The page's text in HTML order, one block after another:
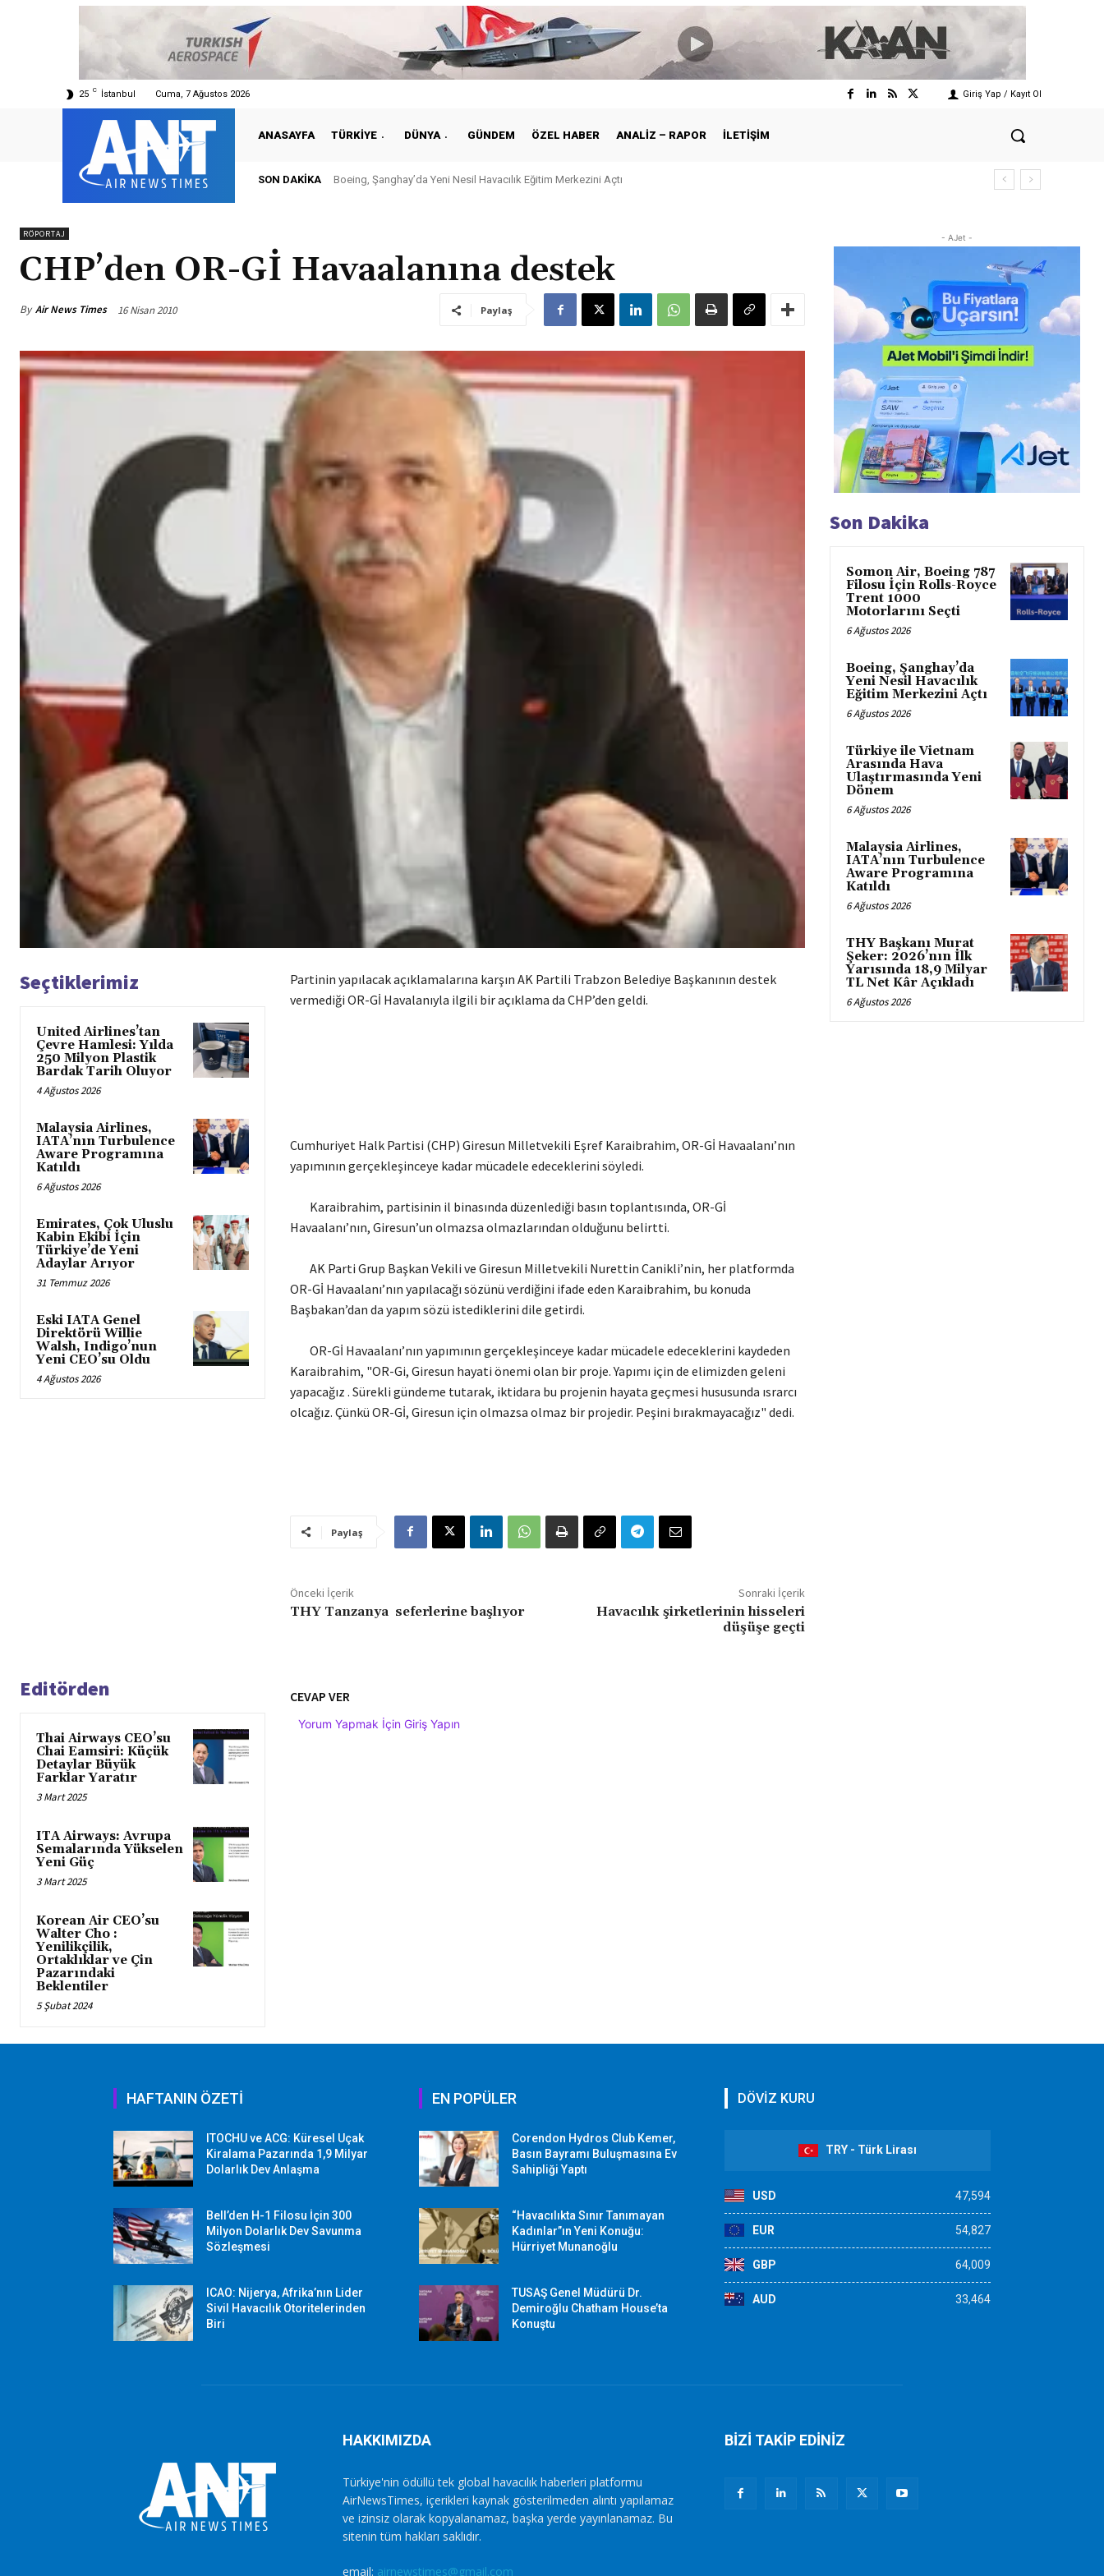
25 C İstanbul Cuma, 7 Ağustos 2026 Giriş Yap / Kayıt Ol
ANASAYFA TÜRKIYE DÜNYA GÜNDEM ÖZEL HABER ANALIZ – RAPOR İLETIŞIM
SON DAKIKA Boeing, Şanghay’da Yeni Nesil Havacılık Eğitim Merkezini Açtı
RÖPORTAJ
CHP’den OR-Gİ Havaalanına destek
By Air News Times 16 Nisan 2010 Paylaş
Seçtiklerimiz
United Airlines’tan
Çevre Hamlesi: Yılda
250 Milyon Plastik
Bardak Tarih Oluyor
4 Ağustos 2026
Malaysia Airlines,
IATA’nın Turbulence
Aware Programına
Katıldı
6 Ağustos 2026
Emirates, Çok Uluslu
Kabin Ekibi İçin
Türkiye’de Yeni
Adaylar Arıyor
31 Temmuz 2026
Eski IATA Genel
Direktörü Willie
Walsh, Indigo’nun
Yeni CEO’su Oldu
4 Ağustos 2026
Partinin yapılacak açıklamalarına karşın AK Partili Trabzon Belediye Başkanının destek
vermediği OR-Gİ Havalanıyla ilgili bir açıklama da CHP’den geldi.
Cumhuriyet Halk Partisi (CHP) Giresun Milletvekili Eşref Karaibrahim, OR-Gİ Havaalanı’nın
yapımının gerçekleşinceye kadar mücadele edeceklerini söyledi.
Karaibrahim, partisinin il binasında düzenlediği basın toplantısında, OR-Gİ
Havaalanı’nın, Giresun’un olmazsa olmazlarından olduğunu belirtti.
AK Parti Grup Başkan Vekili ve Giresun Milletvekili Nurettin Canikli’nin, her platformda
OR-Gİ Havaalanı’nın yapılacağı sözünü verdiğini ifade eden Karaibrahim, bu konuda
Başbakan’dan da yapım sözü istediklerini dile getirdi.
OR-Gİ Havaalanı’nın yapımının gerçekleşinceye kadar mücadele edeceklerini kaydeden
Karaibrahim, "OR-Gi, Giresun hayati önemi olan bir proje. Yapımı için de elimizden geleni
yapacağız . Sürekli gündeme tutarak, iktidara bu projenin hayata geçmesi hususunda ısrarcı
olcağız. Çünkü OR-Gİ, Giresun için olmazsa olmaz bir projedir. Peşini bırakmayacağız" dedi.
Paylaş
Önceki İçerik
THY Tanzanya seferlerine başlıyor
Sonraki İçerik
Havacılık şirketlerinin hisseleri
düşüşe geçti
Editörden
Thai Airways CEO’su
Chai Eamsiri: Küçük
Detaylar Büyük
Farklar Yaratır
3 Mart 2025
ITA Airways: Avrupa
Semalarında Yükselen
Yeni Güç
3 Mart 2025
Korean Air CEO’su
Walter Cho :
Yenilikçilik,
Ortaklıklar ve Çin
Pazarındaki
Beklentiler
5 Şubat 2024
CEVAP VER
Yorum Yapmak İçin Giriş Yapın
- AJet -
Son Dakika
Somon Air, Boeing 787
Filosu İçin Rolls-Royce
Trent 1000
Motorlarını Seçti
6 Ağustos 2026
Boeing, Şanghay’da
Yeni Nesil Havacılık
Eğitim Merkezini Açtı
6 Ağustos 2026
Türkiye ile Vietnam
Arasında Hava
Ulaştırmasında Yeni
Dönem
6 Ağustos 2026
Malaysia Airlines,
IATA’nın Turbulence
Aware Programına
Katıldı
6 Ağustos 2026
THY Başkanı Murat
Şeker: 2026’nın İlk
Yarısında 18,9 Milyar
TL Net Kâr Açıkladı
6 Ağustos 2026
HAFTANIN ÖZETİ
ITOCHU ve ACG: Küresel Uçak
Kiralama Pazarında 1,9 Milyar
Dolarlık Dev Anlaşma
Bell’den H-1 Filosu İçin 300
Milyon Dolarlık Dev Savunma
Sözleşmesi
ICAO: Nijerya, Afrika’nın Lider
Sivil Havacılık Otoritelerinden
Biri
EN POPÜLER
Corendon Hydros Club Kemer,
Basın Bayramı Buluşmasına Ev
Sahipliği Yaptı
“Havacılıkta Sınır Tanımayan
Kadınlar”ın Yeni Konuğu:
Hürriyet Munanoğlu
TUSAŞ Genel Müdürü Dr.
Demiroğlu Chatham House’ta
Konuştu
DÖVİZ KURU
TRY - Türk Lirası
USD 47,594
EUR 54,827
GBP 64,009
AUD 33,464
HAKKIMIZDA
Türkiye'nin ödüllü tek global havacılık haberleri platformu
AirNewsTimes, içerikleri kaynak gösterilmeden alıntı yapılamaz
ve izinsiz olarak kopyalanamaz, başka yerde yayınlanamaz. Bu
sitenin tüm hakları saklıdır.
email: airnewstimes@gmail.com
BİZİ TAKİP EDİNİZ